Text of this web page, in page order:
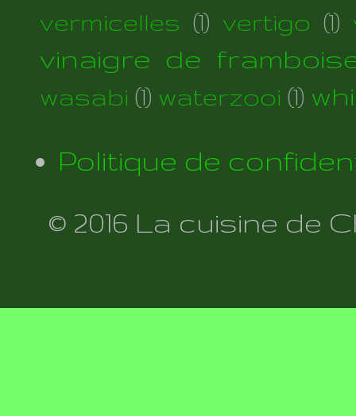
vermicelles (1) vertigo (1)
vinaigre de
wasabi (1) waterzooi (1)
Politique de
© 2016 La cuisine de